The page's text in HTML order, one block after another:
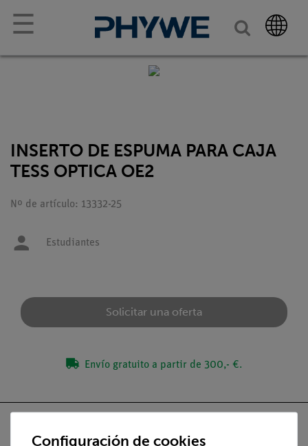
☰
INSERTO DE ESPUMA PARA CAJA
TESS OPTICA OE2
Nº de artículo: 13332-25
Estudiantes
Solicitar una oferta
Envío gratuito a partir de 300,- €.
Configuración de cookies